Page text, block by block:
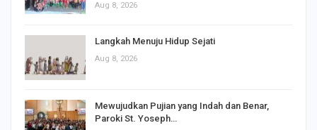
Aug 8, 2026
Langkah Menuju Hidup Sejati
Aug 8, 2026
Mewujudkan Pujian yang Indah dan Benar,
Paroki St. Yoseph…